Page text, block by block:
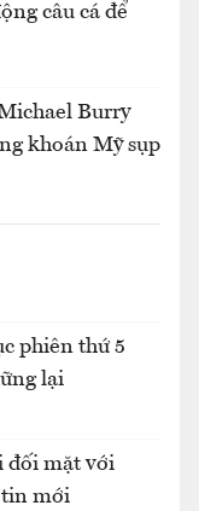
câu cá để
Burry
khoán Mỹ sụp
phiên thứ 5
lại
đối mặt với
tin mới